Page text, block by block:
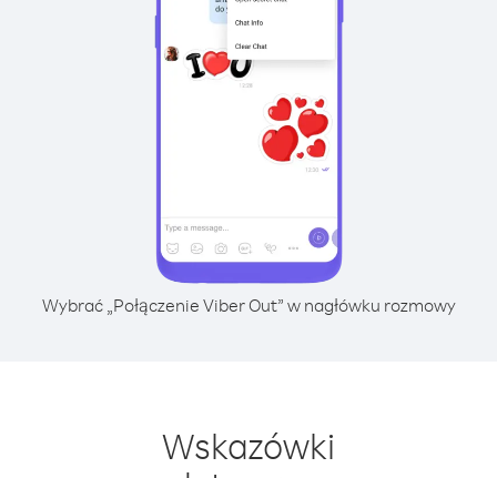
Wybrać „Połączenie Viber Out” w nagłówku rozmowy
Wskazówki